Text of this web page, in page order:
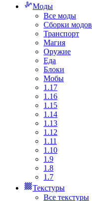
Моды
Все моды
Сборки модов
Транспорт
Магия
Оружие
Еда
Блоки
Мобы
1.17
1.16
1.15
1.14
1.13
1.12
1.11
1.10
1.9
1.8
1.7
Текстуры
Все текстуры